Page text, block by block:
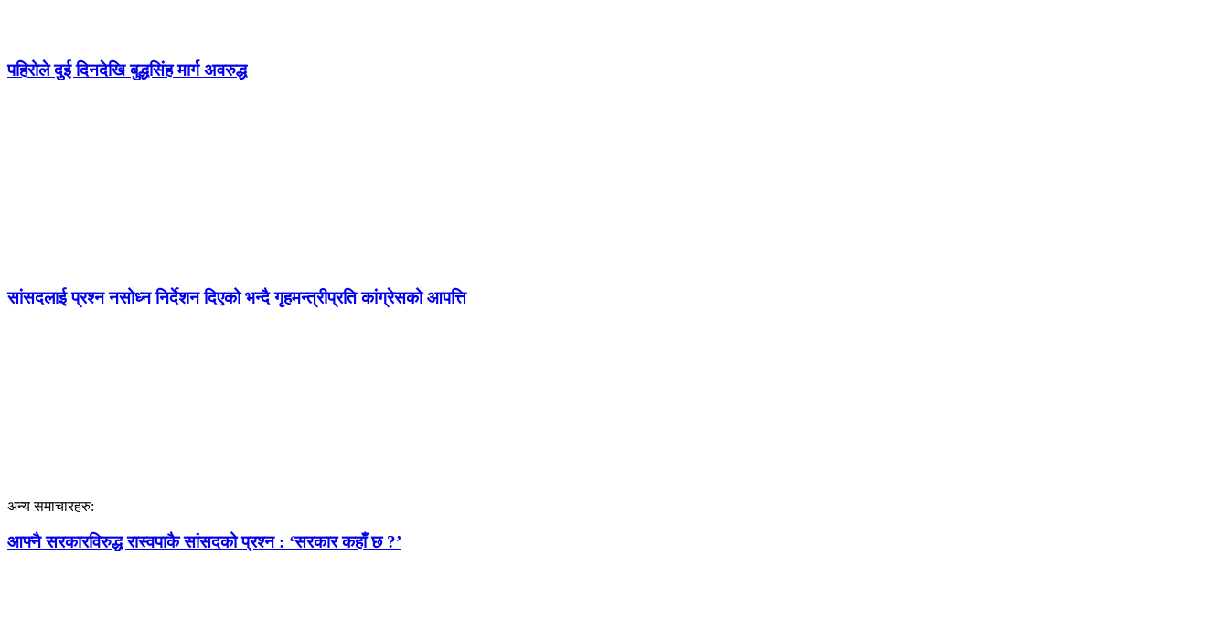
पहिरोले दुई दिनदेखि बुद्धसिंह मार्ग अवरुद्ध
सांसदलाई प्रश्न नसोध्न निर्देशन दिएको भन्दै गृहमन्त्रीप्रति कांग्रेसको आपत्ति
अन्य समाचारहरु:
आफ्नै सरकारविरुद्ध रास्वपाकै सांसदको प्रश्न : ‘सरकार कहाँ छ ?’